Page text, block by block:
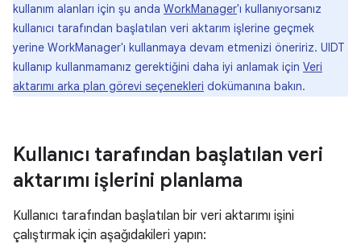
kullanım alanları için şu anda WorkManager'ı kullanıyorsanız
kullanıcı tarafından başlatılan veri aktarım işlerine geçmek
yerine WorkManager'ı kullanmaya devam etmenizi öneririz. UIDT
kullanıp kullanmamanız gerektiğini daha iyi anlamak için Veri
aktarımı arka plan görevi seçenekleri dokümanına bakın.
Kullanıcı tarafından başlatılan veri
aktarımı işlerini planlama
Kullanıcı tarafından başlatılan bir veri aktarımı işini
çalıştırmak için aşağıdakileri yapın: